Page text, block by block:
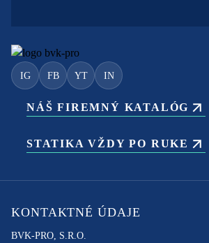
IG FB YT IN
NÁŠ FIREMNÝ KATALÓG
STATIKA VŽDY PO RUKE
KONTAKTNÉ ÚDAJE
BVK-PRO, S.R.O.